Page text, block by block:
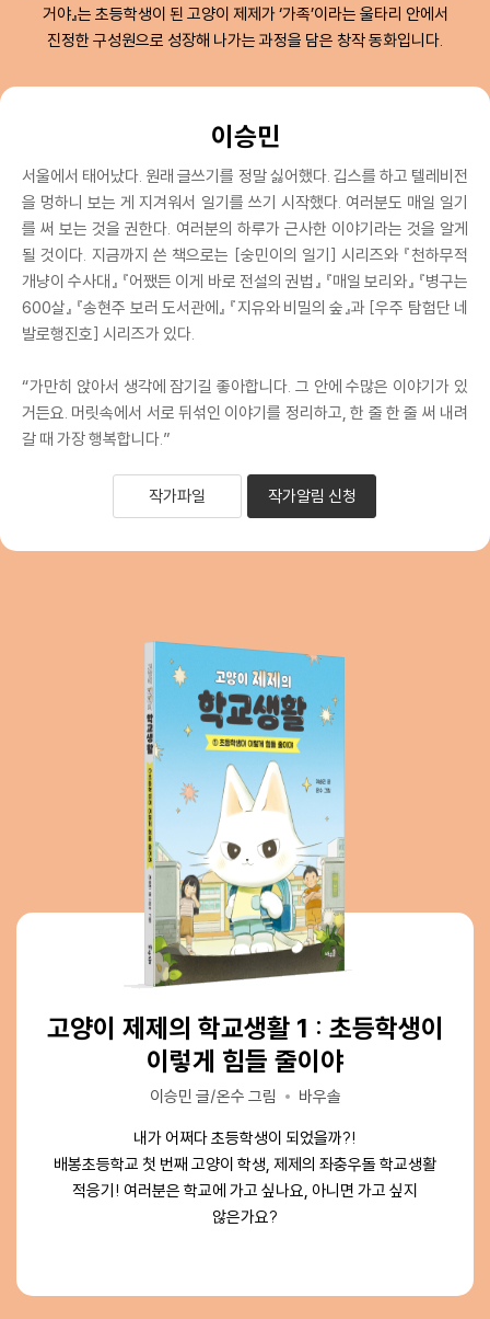
거야』는 초등학생이 된 고양이 제제가 ‘가족’이라는 울타리 안에서
진정한 구성원으로 성장해 나가는 과정을 담은 창작 동화입니다.
이승민
서울에서 태어났다. 원래 글쓰기를 정말 싫어했다. 깁스를 하고 텔레비전
을 멍하니 보는 게 지겨워서 일기를 쓰기 시작했다. 여러분도 매일 일기
를 써 보는 것을 권한다. 여러분의 하루가 근사한 이야기라는 것을 알게
될 것이다. 지금까지 쓴 책으로는 [숭민이의 일기] 시리즈와 『천하무적
개냥이 수사대』 『어쨌든 이게 바로 전설의 권법』 『매일 보리와』 『병구는
600살』 『송현주 보러 도서관에』 『지유와 비밀의 숲』과 [우주 탐험단 네
발로행진호] 시리즈가 있다.
“가만히 앉아서 생각에 잠기길 좋아합니다. 그 안에 수많은 이야기가 있
거든요. 머릿속에서 서로 뒤섞인 이야기를 정리하고, 한 줄 한 줄 써 내려
갈 때 가장 행복합니다.”
작가파일 작가알림 신청
고양이 제제의 학교생활 1 : 초등학생이
이렇게 힘들 줄이야
이승민 글/온수 그림
바우솔
내가 어쩌다 초등학생이 되었을까?!
배봉초등학교 첫 번째 고양이 학생, 제제의 좌충우돌 학교생활
적응기! 여러분은 학교에 가고 싶나요, 아니면 가고 싶지
않은가요?
고양이 제제의 학교생활 1 : 초등학생이
이렇게 힘들 줄이야
이승민 글/온수 그림
바우솔
내가 어쩌다 초등학생이 되었을까?!
배봉초등학교 첫 번째 고양이 학생, 제제의 좌충우돌 학교생활
적응기! 여러분은 학교에 가고 싶나요, 아니면 가고 싶지
않은가요?
고양이 제제의 학교생활 1 : 초등학생이
이렇게 힘들 줄이야
이승민 글/온수 그림
바우솔
내가 어쩌다 초등학생이 되었을까?!
배봉초등학교 첫 번째 고양이 학생, 제제의 좌충우돌 학교생활
적응기! 여러분은 학교에 가고 싶나요, 아니면 가고 싶지
않은가요?